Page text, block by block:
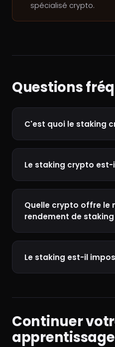
spécialisé crypto.
Questions
C'est quoi le staking
Le staking crypto est-
Quelle crypto offre le
rendement de staking
Le staking est-il
Continuer
apprentissage